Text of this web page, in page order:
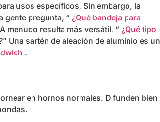
usos específicos. Sin embargo, la
gente pregunta, “ ¿Qué bandeja para
A menudo resulta más versátil. “ ¿Qué tipo
Una sartén de aleación de aluminio es un
.
en hornos normales. Difunden bien